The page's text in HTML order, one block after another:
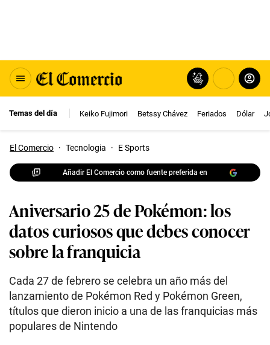
Temas del día Keiko Fujimori Betssy Chávez Feriados Dólar
El Comercio · Tecnologia · E Sports
Añadir El Comercio como fuente preferida en
Aniversario 25 de Pokémon: los
datos curiosos que debes conocer
sobre la franquicia
Cada 27 de febrero se celebra un año más del
lanzamiento de Pokémon Red y Pokémon Green,
títulos que dieron inicio a una de las franquicias más
populares de Nintendo